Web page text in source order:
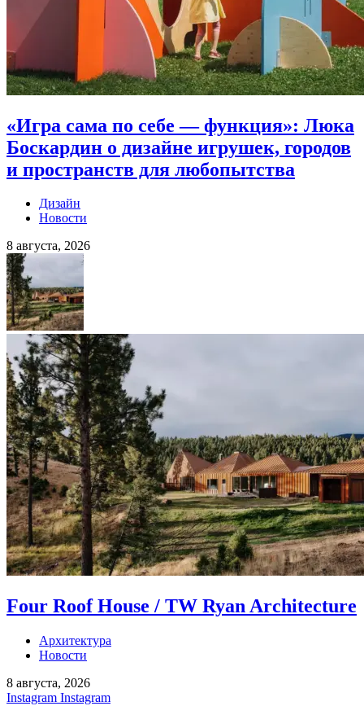
«Игра сама по себе — функция»: Люка
Боскардин о дизайне игрушек, городов
и пространств для любопытства
Дизайн
Новости
8 августа, 2026
Four Roof House / TW Ryan Architecture
Архитектура
Новости
8 августа, 2026
Instagram Instagram